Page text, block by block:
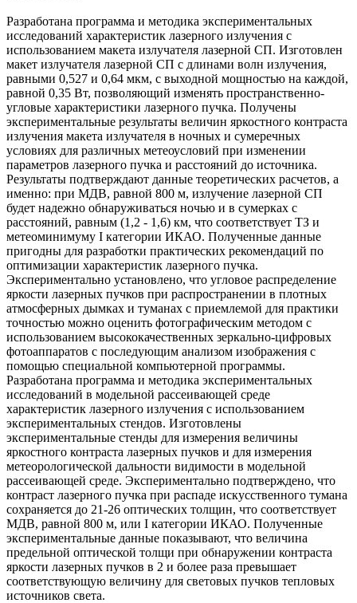
Разработана программа и методика экспериментальных
исследований характеристик лазерного излучения с
использованием макета излучателя лазерной СП. Изготовлен
макет излучателя лазерной СП с длинами волн излучения,
равными 0,527 и 0,64 мкм, с выходной мощностью на каждой,
равной 0,35 Вт, позволяющий изменять пространственно-
угловые характеристики лазерного пучка. Получены
экспериментальные результаты величин яркостного контраста
излучения макета излучателя в ночных и сумеречных
условиях для различных метеоусловий при изменении
параметров лазерного пучка и расстояний до источника.
Результаты подтверждают данные теоретических расчетов, а
именно: при МДВ, равной 800 м, излучение лазерной СП
будет надежно обнаруживаться ночью и в сумерках с
расстояний, равным (1,2 - 1,6) км, что соответствует ТЗ и
метеоминимуму I категории ИКАО. Полученные данные
пригодны для разработки практических рекомендаций по
оптимизации характеристик лазерного пучка.
Экспериментально установлено, что угловое распределение
яркости лазерных пучков при распространении в плотных
атмосферных дымках и туманах с приемлемой для практики
точностью можно оценить фотографическим методом с
использованием высококачественных зеркально-цифровых
фотоаппаратов с последующим анализом изображения с
помощью специальной компьютерной программы.
Разработана программа и методика экспериментальных
исследований в модельной рассеивающей среде
характеристик лазерного излучения с использованием
экспериментальных стендов. Изготовлены
экспериментальные стенды для измерения величины
яркостного контраста лазерных пучков и для измерения
метеорологической дальности видимости в модельной
рассеивающей среде. Экспериментально подтверждено, что
контраст лазерного пучка при распаде искусственного тумана
сохраняется до 21-26 оптических толщин, что соответствует
МДВ, равной 800 м, или I категории ИКАО. Полученные
экспериментальные данные показывают, что величина
предельной оптической толщи при обнаружении контраста
яркости лазерных пучков в 2 и более раза превышает
соответствующую величину для световых пучков тепловых
источников света.